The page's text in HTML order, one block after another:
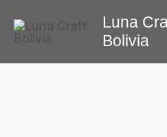
Luna
Bolivia
Invitación